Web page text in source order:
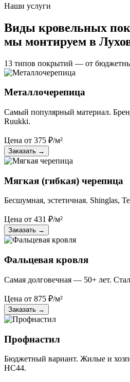
Наши услуги
Виды кровельных
мы монтируем в
13 типов покрытий — от
Металлочерепица
Самый популярный материал.
Ruukki.
Цена от 375 ₽/м²
Заказать →
Мягкая (гибкая) черепица
Бесшумная, эстетичная. Shinglas,
Цена от 431 ₽/м²
Заказать →
Фальцевая кровля
Самая долговечная — 50+ лет.
Цена от 875 ₽/м²
Заказать →
Профнастил
Бюджетный вариант. Жилые и
НС44.